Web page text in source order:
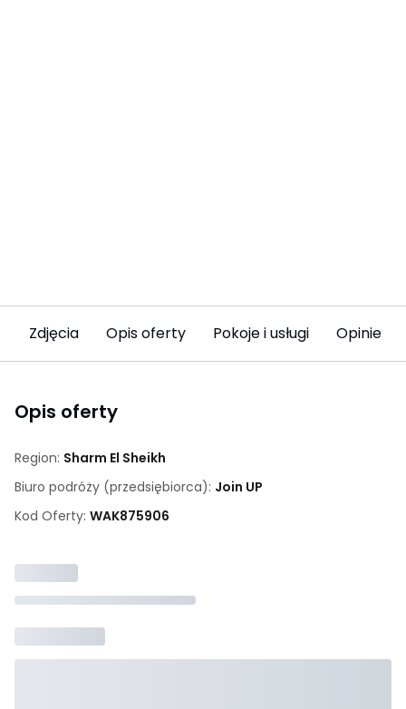
Zdjęcia Opis oferty Pokoje i usługi Opinie
Opis oferty
Region: Sharm El Sheikh
Biuro podróży (przedsiębiorca): Join UP
Kod Oferty: WAK875906